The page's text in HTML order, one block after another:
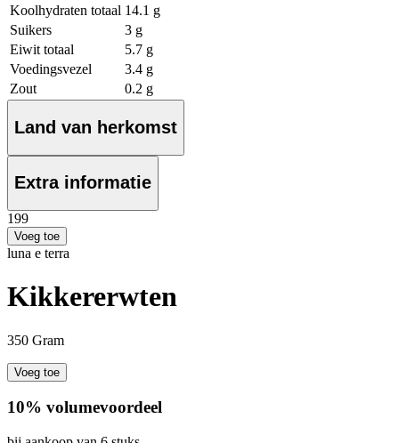
Koolhydraten totaal 14.1 g
Suikers
3 g
Eiwit totaal
5.7 g
Voedingsvezel
3.4 g
Zout
0.2 g
Land van herkomst
Extra informatie
199
Voeg toe
luna e terra
Kikkererwten
350 Gram
Voeg toe
10% volumevoordeel